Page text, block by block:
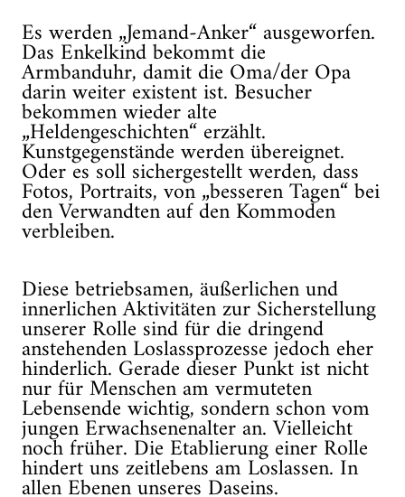
Es werden „Jemand-Anker“ ausgeworfen.
Das Enkelkind bekommt die
Armbanduhr, damit die Oma/der Opa
darin weiter existent ist. Besucher
bekommen wieder alte
„Heldengeschichten“ erzählt.
Kunstgegenstände werden übereignet.
Oder es soll sichergestellt werden, dass
Fotos, Portraits, von „besseren Tagen“ bei
den Verwandten auf den Kommoden
verbleiben.
Diese betriebsamen, äußerlichen und
innerlichen Aktivitäten zur Sicherstellung
unserer Rolle sind für die dringend
anstehenden Loslassprozesse jedoch eher
hinderlich. Gerade dieser Punkt ist nicht
nur für Menschen am vermuteten
Lebensende wichtig, sondern schon vom
jungen Erwachsenenalter an. Vielleicht
noch früher. Die Etablierung einer Rolle
hindert uns zeitlebens am Loslassen. In
allen Ebenen unseres Daseins.